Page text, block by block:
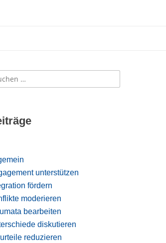
unterstützen
fördern
moderieren
bearbeiten
diskutieren
reduzieren